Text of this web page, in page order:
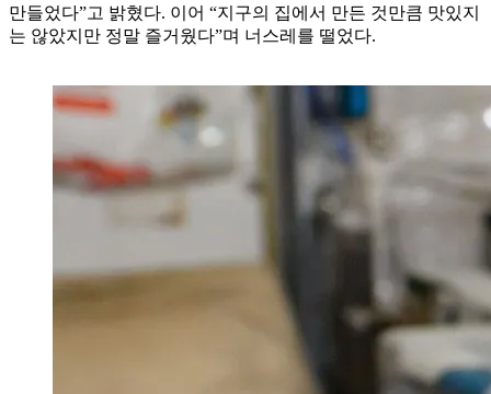
만들었다”고 밝혔다. 이어 “지구의 집에서 만든 것만큼 맛있지
는 않았지만 정말 즐거웠다”며 너스레를 떨었다.